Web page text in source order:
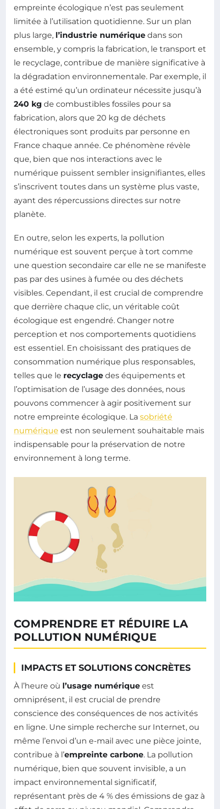
empreinte écologique n’est pas seulement
limitée à l’utilisation quotidienne. Sur un plan
plus large, l’industrie numérique dans son
ensemble, y compris la fabrication, le transport et
le recyclage, contribue de manière significative à
la dégradation environnementale. Par exemple, il
a été estimé qu’un ordinateur nécessite jusqu’à
240 kg de combustibles fossiles pour sa
fabrication, alors que 20 kg de déchets
électroniques sont produits par personne en
France chaque année. Ce phénomène révèle
que, bien que nos interactions avec le
numérique puissent sembler insignifiantes, elles
s’inscrivent toutes dans un système plus vaste,
ayant des répercussions directes sur notre
planète.
En outre, selon les experts, la pollution
numérique est souvent perçue à tort comme
une question secondaire car elle ne se manifeste
pas par des usines à fumée ou des déchets
visibles. Cependant, il est crucial de comprendre
que derrière chaque clic, un véritable coût
écologique est engendré. Changer notre
perception et nos comportements quotidiens
est essentiel. En choisissant des pratiques de
consommation numérique plus responsables,
telles que le recyclage des équipements et
l’optimisation de l’usage des données, nous
pouvons commencer à agir positivement sur
notre empreinte écologique. La sobriété
numérique est non seulement souhaitable mais
indispensable pour la préservation de notre
environnement à long terme.
COMPRENDRE ET RÉDUIRE LA
POLLUTION NUMÉRIQUE
IMPACTS ET SOLUTIONS CONCRÈTES
À l’heure où l’usage numérique est
omniprésent, il est crucial de prendre
conscience des conséquences de nos activités
en ligne. Une simple recherche sur Internet, ou
même l’envoi d’un e-mail avec une pièce jointe,
contribue à l’empreinte carbone. La pollution
numérique, bien que souvent invisible, a un
impact environnemental significatif,
représentant près de 4 % des émissions de gaz à